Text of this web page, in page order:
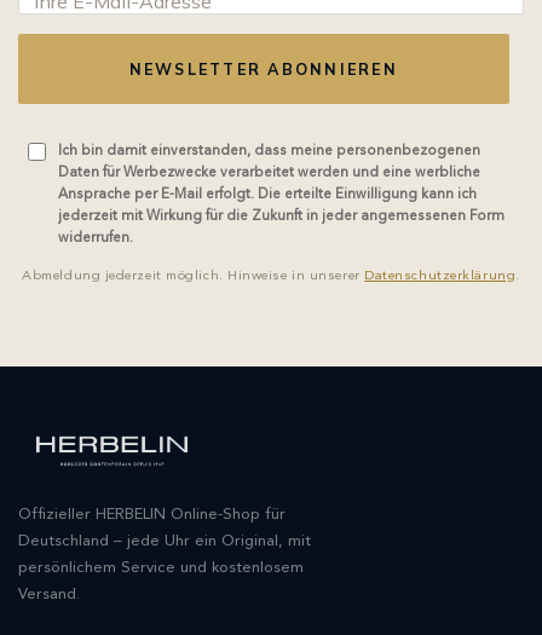
NEWSLETTER ABONNIEREN
Ich bin damit einverstanden, dass meine personenbezogenen
Daten für Werbezwecke verarbeitet werden und eine werbliche
Ansprache per E-Mail erfolgt. Die erteilte Einwilligung kann ich
jederzeit mit Wirkung für die Zukunft in jeder angemessenen Form
widerrufen.
Abmeldung jederzeit möglich. Hinweise in unserer Datenschutzerklärung.
Offizieller HERBELIN Online-Shop für
Deutschland – jede Uhr ein Original, mit
persönlichem Service und kostenlosem
Versand.